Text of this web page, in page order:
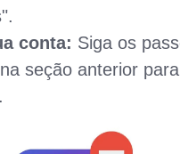
conta: Siga os
seção anterior